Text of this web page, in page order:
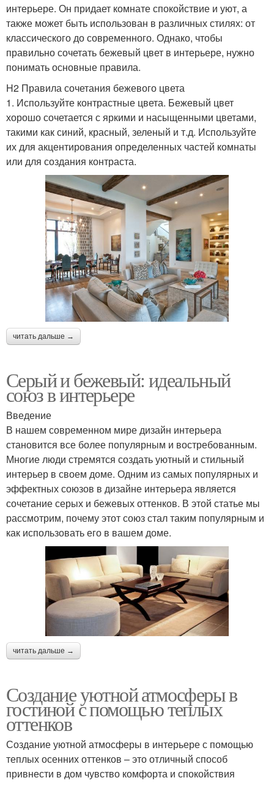
интерьере. Он придает комнате спокойствие и уют, а
также может быть использован в различных стилях: от
классического до современного. Однако, чтобы
правильно сочетать бежевый цвет в интерьере, нужно
понимать основные правила.
H2 Правила сочетания бежевого цвета
1. Используйте контрастные цвета. Бежевый цвет
хорошо сочетается с яркими и насыщенными цветами,
такими как синий, красный, зеленый и т.д. Используйте
их для акцентирования определенных частей комнаты
или для создания контраста.
читать дальше →
Серый и бежевый: идеальный
союз в интерьере
Введение
В нашем современном мире дизайн интерьера
становится все более популярным и востребованным.
Многие люди стремятся создать уютный и стильный
интерьер в своем доме. Одним из самых популярных и
эффектных союзов в дизайне интерьера является
сочетание серых и бежевых оттенков. В этой статье мы
рассмотрим, почему этот союз стал таким популярным и
как использовать его в вашем доме.
читать дальше →
Создание уютной атмосферы в
гостиной с помощью теплых
оттенков
Создание уютной атмосферы в интерьере с помощью
теплых осенних оттенков – это отличный способ
привнести в дом чувство комфорта и спокойствия